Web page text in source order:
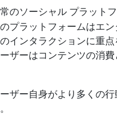
のソーシャル プラット
プラットフォームはエ
インタラクションに重
ザーはコンテンツの消
ザー自身がより多くの